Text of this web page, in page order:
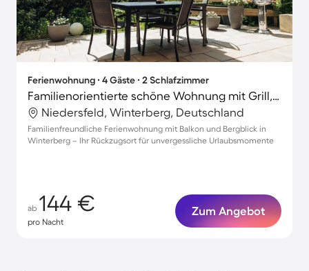
Ferienwohnung ∙ 4 Gäste ∙ 2 Schlafzimmer
Familienorientierte schöne Wohnung mit Grill, Terrasse und Garten | Bergblick
Niedersfeld, Winterberg, Deutschland
Familienfreundliche Ferienwohnung mit Balkon und Bergblick in
Winterberg – Ihr Rückzugsort für unvergessliche Urlaubsmomente
ab 144 €
pro Nacht
Zum Angebot